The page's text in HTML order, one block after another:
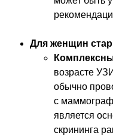
Для женщин
возрасте
обычно
с
является
скрининга